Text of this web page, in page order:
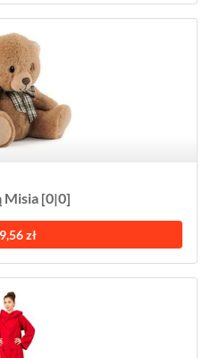
Misia [0|0]
zł